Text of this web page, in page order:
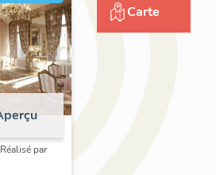
par
Carte